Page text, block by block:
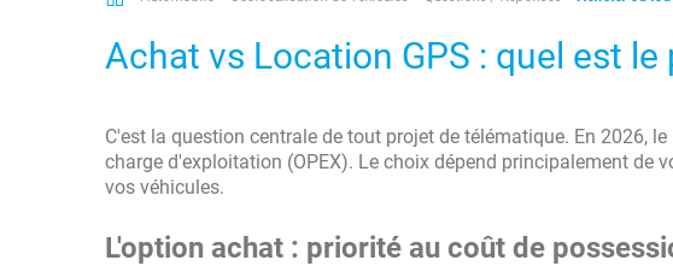
Achat vs Location GPS : quel est le
C'est la question centrale de tout projet de télématique. En 2026,
charge d'exploitation (OPEX). Le choix dépend principalement de
vos véhicules.
L'option achat : priorité au coût de